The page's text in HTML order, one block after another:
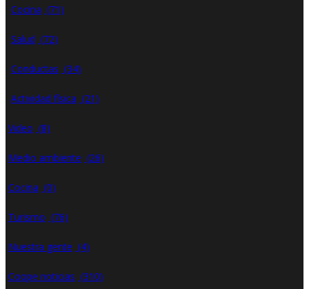
Cocina (71)
Salud (72)
Conductas (34)
Actividad física (21)
Video (8)
Medio ambiente (26)
Cocina (0)
Turismo (76)
Nuestra gente (4)
Coope noticias (310)